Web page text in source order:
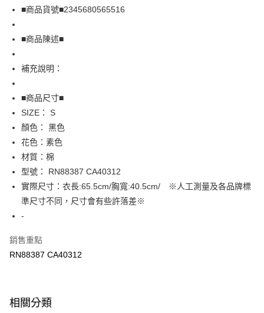
Apple Pay
街口支付
全盈+PAY
AFTEE先享後付
相關說明
【關於「AFTEE先享後付」】
AFTEE先享後付是「在收到商品之後才付款」的支付方式。 讓您購物簡單
便利好安心！
１．簡單：不需註冊會員、不需綁卡、不需儲值。
３．安心：先確認商品／服務後，再付款。
【「AFTEE先享後付」結帳流程】
１．於結帳方式選擇「AFTEE先享後付」後，將跳轉至「AFTEE先享後付」
結帳頁面，進行簡訊認證並確認金額後，即可完成結帳。
３．收到繳費通知簡訊後14天內，點擊此簡訊中的連結，可透過四大超商／
※ 請注意：結帳手續完成當下不需立刻繳費，但若您需要取消訂單，請聯絡
是否繳費成功／繳費後需取消欲退款等相關疑問，請聯繫「AFTEE先享後付
運送方式
全家取貨付款
免運費
宅配
■商品貨號■2345680565516
■商品陳述■
補充說明：
■商品尺寸■
SIZE： S
顏色： 黑色
花色：素色
材質：棉
型號： RN88387 CA40312
實際尺寸：衣長:65.5cm/胸寬:40.5cm/ ※人工測量及各品牌標
準尺寸不同，尺寸會有些許落差※
-
銷售重點
RN88387 CA40312
相關分類